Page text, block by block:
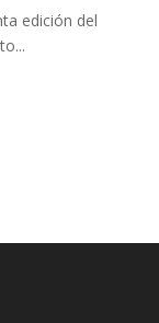
edición del